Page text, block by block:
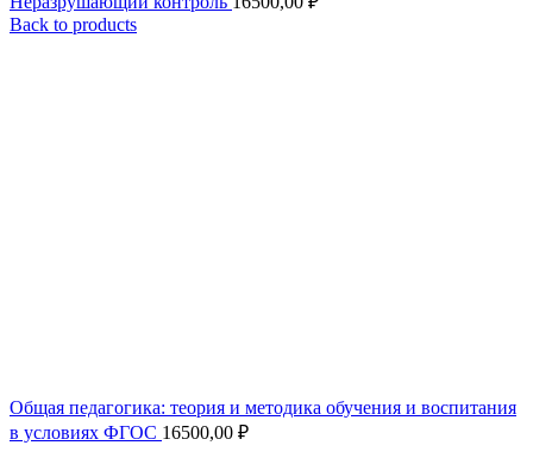
Back to products
Общая педагогика: теория и методика обучения и воспитания
в условиях ФГОС 16500,00 ₽